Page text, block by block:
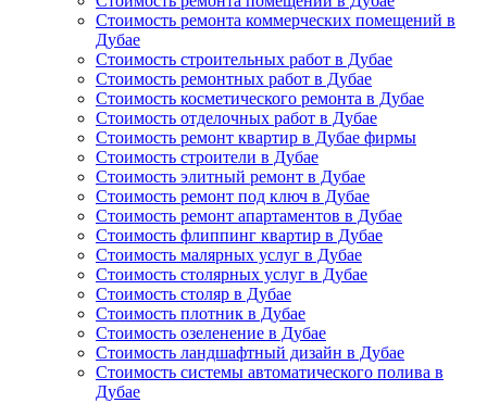
Стоимость ремонта коммерческих помещений в
Дубае
Стоимость строительных работ в Дубае
Стоимость ремонтных работ в Дубае
Стоимость косметического ремонта в Дубае
Стоимость отделочных работ в Дубае
Стоимость ремонт квартир в Дубае фирмы
Стоимость строители в Дубае
Стоимость элитный ремонт в Дубае
Стоимость ремонт под ключ в Дубае
Стоимость ремонт апартаментов в Дубае
Стоимость флиппинг квартир в Дубае
Стоимость малярных услуг в Дубае
Стоимость столярных услуг в Дубае
Стоимость столяр в Дубае
Стоимость плотник в Дубае
Стоимость озеленение в Дубае
Стоимость ландшафтный дизайн в Дубае
Стоимость системы автоматического полива в
Дубае